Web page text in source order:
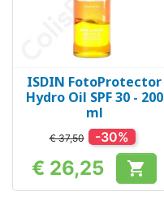
ISDIN FotoProtector
Hydro Oil SPF 30 - 200
ml
€ 37,50 -30%
Prijs
€ 26,25 